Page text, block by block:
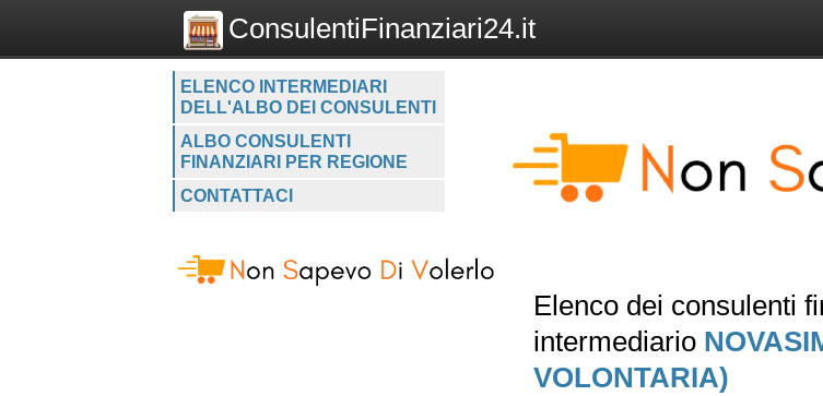
ConsulentiFinanziari24.it
ELENCO INTERMEDIARI
DELL'ALBO DEI CONSULENTI
ALBO CONSULENTI
FINANZIARI PER REGIONE
CONTATTACI
Elenco dei consulenti
intermediario
VOLONTARIA)